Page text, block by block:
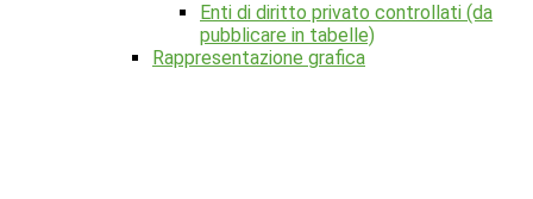
Enti di diritto privato controllati (da
pubblicare in tabelle)
Rappresentazione grafica